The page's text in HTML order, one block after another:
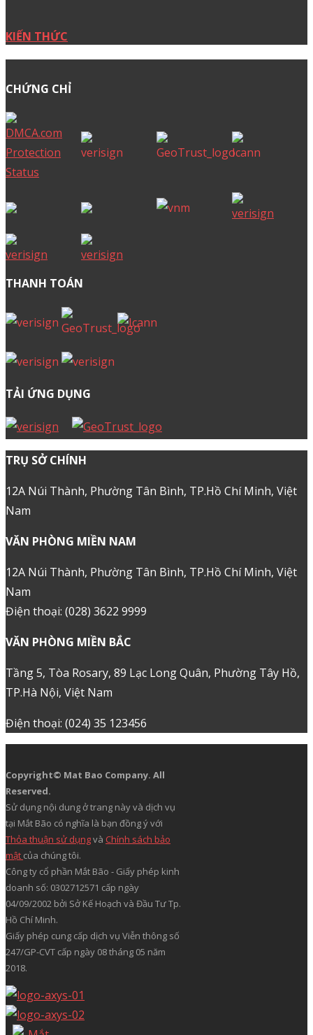
KIẾN THỨC
CHỨNG CHỈ
THANH TOÁN
TẢI ỨNG DỤNG
TRỤ SỞ CHÍNH
12A Núi Thành, Phường Tân Bình, TP.Hồ Chí Minh, Việt
Nam
VĂN PHÒNG MIỀN NAM
12A Núi Thành, Phường Tân Bình, TP.Hồ Chí Minh, Việt
Nam
Điện thoại: (028) 3622 9999
VĂN PHÒNG MIỀN BẮC
Tầng 5, Tòa Rosary, 89 Lạc Long Quân, Phường Tây Hồ,
TP.Hà Nội, Việt Nam
Điện thoại: (024) 35 123456
Copyright© Mat Bao Company. All
Reserved.
Sử dụng nội dung ở trang này và dịch vụ
tại Mắt Bão có nghĩa là bạn đồng ý với
Thỏa thuận sử dụngvà Chính sách bảo
mật của chúng tôi.
Công ty cổ phần Mắt Bão - Giấy phép kinh
doanh số: 0302712571 cấp ngày
04/09/2002 bởi Sở Kế Hoạch và Đầu Tư Tp.
Hồ Chí Minh.
Giấy phép cung cấp dịch vụ Viễn thông số
247/GP-CVT cấp ngày 08 tháng 05 năm
2018.